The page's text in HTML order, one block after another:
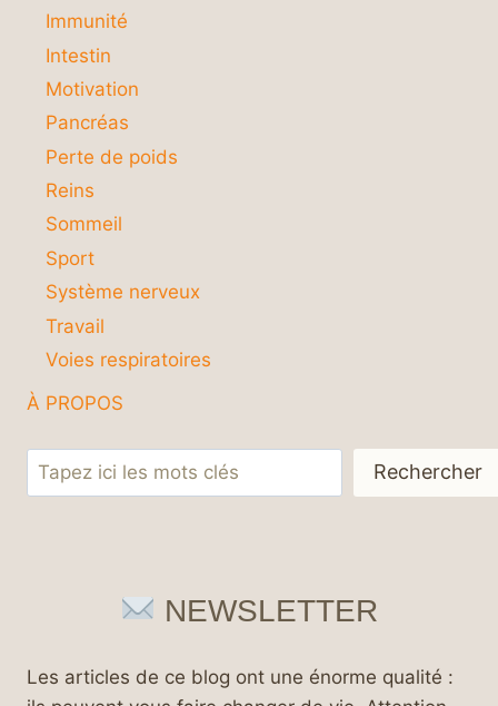
Immunité
Intestin
Motivation
Pancréas
Perte de poids
Reins
Sommeil
Sport
Système nerveux
Travail
Voies respiratoires
À PROPOS
Rechercher Rechercher
NEWSLETTER
Les articles de ce blog ont une énorme qualité :